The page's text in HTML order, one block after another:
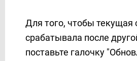
Для того, чтобы текущая
срабатывала после
поставьте галочку